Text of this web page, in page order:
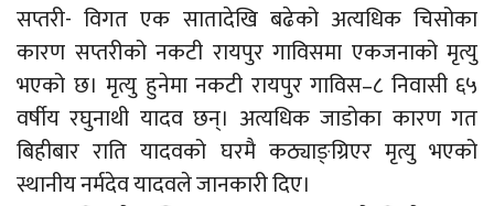
सप्तरी- विगत एक सातादेखि बढेको अत्यधिक चिसोका
कारण सप्तरीको नकटी रायपुर गाविसमा एकजनाको मृत्यु
भएको छ। मृत्यु हुनेमा नकटी रायपुर गाविस–८ निवासी ६५
वर्षीय रघुनाथी यादव छन्। अत्यधिक जाडोका कारण गत
बिहीबार राति यादवको घरमै कठ्याङ्ग्रिएर मृत्यु भएको
स्थानीय नर्मदेव यादवले जानकारी दिए।